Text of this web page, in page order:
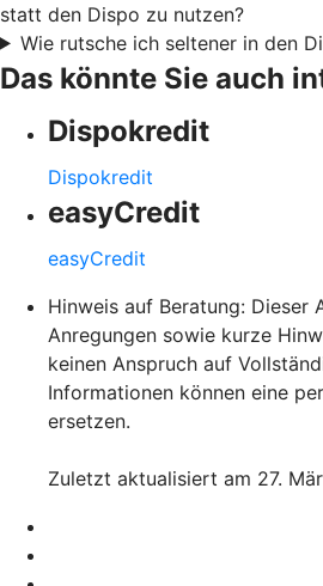
statt den Dispo zu nutzen?
Wie rutsche ich seltener in den
Das könnte Sie auch
Dispokredit
Dispokredit
easyCredit
easyCredit
Hinweis auf Beratung: Dieser
Anregungen sowie kurze
keinen Anspruch auf
Informationen können eine
ersetzen.
Zuletzt aktualisiert am 27.